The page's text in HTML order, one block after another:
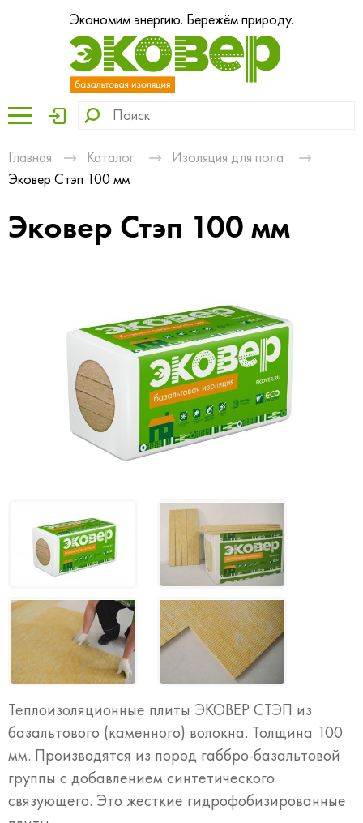
Экономим энергию. Бережём природу.
Главная Каталог
Изоляция для пола
Эковер Стэп 100 мм
Эковер Стэп 100 мм
Теплоизоляционные плиты ЭКОВЕР СТЭП из
базальтового (каменного) волокна. Толщина 100
мм. Производятся из пород габбро-базальтовой
группы с добавлением синтетического
связующего. Это жесткие гидрофобизированные